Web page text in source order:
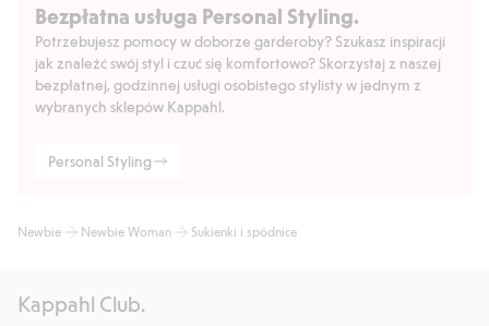
Bezpłatna usługa Personal Styling.
Potrzebujesz pomocy w doborze garderoby? Szukasz inspiracji
jak znaleźć swój styl i czuć się komfortowo? Skorzystaj z naszej
bezpłatnej, godzinnej usługi osobistego stylisty w jednym z
wybranych sklepów Kappahl.
Personal Styling
Newbie Newbie Woman Sukienki i spódnice
Kappahl Club.